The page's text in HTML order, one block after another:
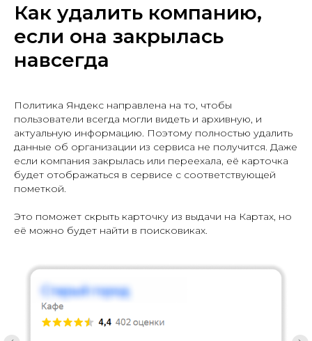
Как удалить компанию,
если она закрылась
навсегда
Политика Яндекс направлена на то, чтобы
пользователи всегда могли видеть и архивную, и
актуальную информацию. Поэтому полностью удалить
данные об организации из сервиса не получится. Даже
если компания закрылась или переехала, её карточка
будет отображаться в сервисе с соответствующей
пометкой.
Это поможет скрыть карточку из выдачи на Картах, но
её можно будет найти в поисковиках.